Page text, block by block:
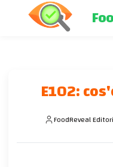
E102:
FoodReveal